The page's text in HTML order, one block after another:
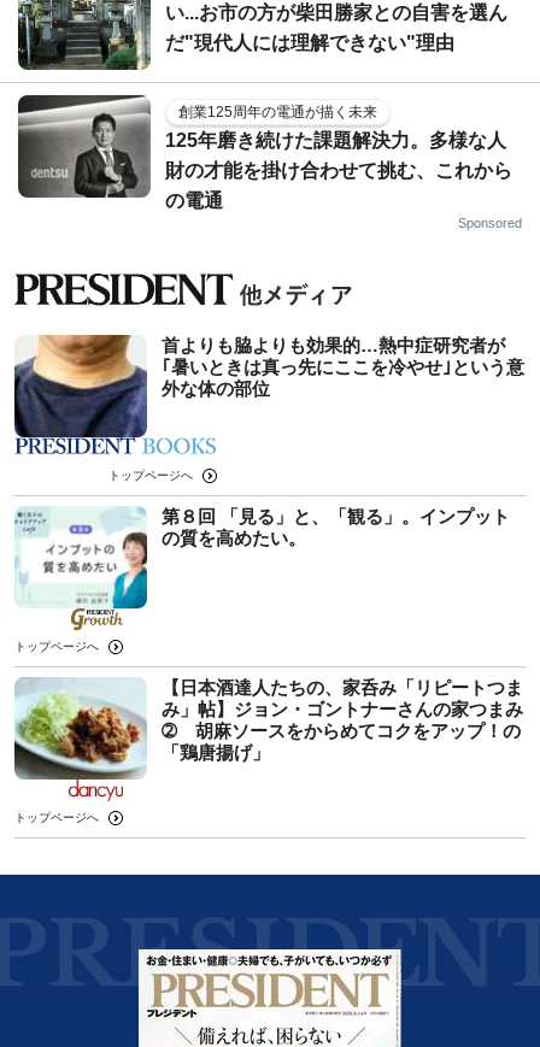
い...お市の方が柴田勝家との自害を選ん
だ"現代人には理解できない"理由
創業125周年の電通が描く未来
125年磨き続けた課題解決力。多様な人
財の才能を掛け合わせて挑む、これから
の電通
Sponsored
首よりも脇よりも効果的…熱中症研究者が
｢暑いときは真っ先にここを冷やせ｣という意
外な体の部位
トップページへ
第８回 「見る」と、「観る」。インプット
の質を高めたい。
トップページへ
【日本酒達人たちの、家呑み「リピートつま
み」帖】ジョン・ゴントナーさんの家つまみ
➁ 胡麻ソースをからめてコクをアップ！の
「鶏唐揚げ」
トップページへ